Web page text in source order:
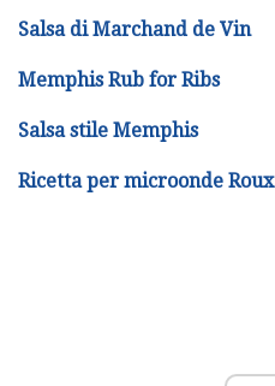
Salsa di Marchand de Vin
Memphis Rub for Ribs
Salsa stile Memphis
Ricetta per microonde Roux